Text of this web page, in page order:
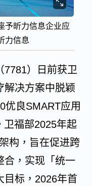
予昕力信息企业应
力信息
7781）日前获卫
解决方案中脱颖
优良SMART应用
卫福部2025年起
构，旨在促进跨
合，实现「统一
目标，2026年首